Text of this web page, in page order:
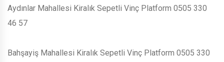
Aydınlar Mahallesi Kiralık Sepetli Vinç Platform 0505 330
46 57
Bahşayiş Mahallesi Kiralık Sepetli Vinç Platform 0505 330